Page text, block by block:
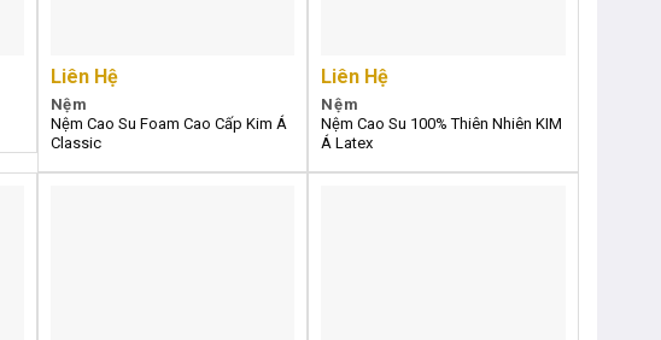
Nệm
Nệm Cao Su Foam Cao Cấp Kim Á
Classic
Liên Hệ
Nệm
Nệm Cao Su 100% Thiên Nhiên KIM
Á Latex
Liên Hệ